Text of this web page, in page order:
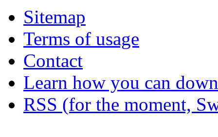
Sitemap
Terms of usage
Contact
Learn how you can
RSS (for the moment,